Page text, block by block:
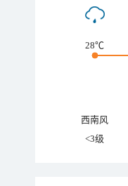
28℃
西南风
<3级